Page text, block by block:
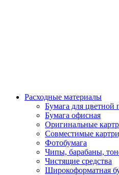
Расходные материалы
Бумага для цветной
Бумага офисная
Оригинальные
Совместимые
Фотобумага
Чипы, барабаны,
Чистящие средства
Широкоформатная